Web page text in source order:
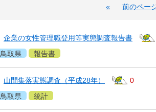
« 前のペー
企業の女性管理職登用等実態調査報告書
鳥取県 報告書
山間集落実態調査（平成28年）
0
鳥取県 統計